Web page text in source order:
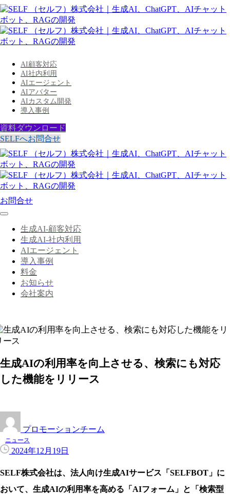
AI顧客対応
AI社内利用
AIエージェント
AIアバター
AIカスタム開発
導入事例
資料ダウンロード
SELFへお問合せ
お問合せ
生成AI-顧客対応
生成AI-社内利用
AIエージェント
導入事例
料金
お知らせ
会社案内
生成AIの利用率を向上させる、検索にも対応
した機能をリリース
プロモーションチーム
ニュース
2024年12月19日
SELF株式会社は、法人向け生成AIサービス「SELFBOT」に
おいて、生成AIの利用率を高める「AIフォーム」と「検索型